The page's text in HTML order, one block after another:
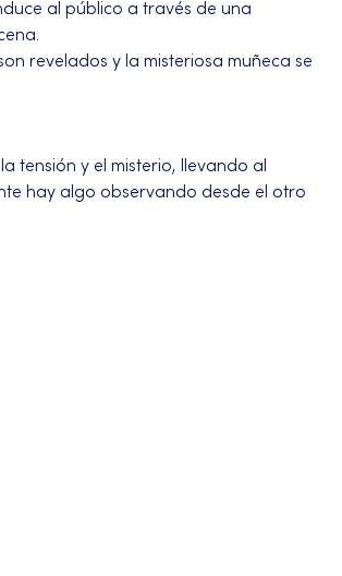
al público a través de una
revelados y la misteriosa muñeca se
tensión y el misterio, llevando al
hay algo observando desde el otro